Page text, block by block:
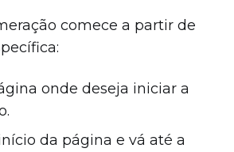
comece a partir de
onde deseja iniciar a
da página e vá até a